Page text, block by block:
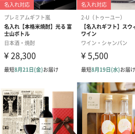
ゼリーバウム カット
（レモン＆紅茶）（432
円）
麦わらパン
（バナナ味